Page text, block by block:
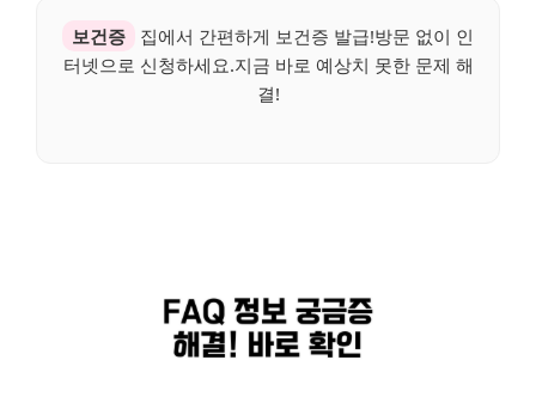
보건증
집에서 간편하게 보건증 발급!방문 없이 인
터넷으로 신청하세요.지금 바로 예상치 못한 문제 해
결!